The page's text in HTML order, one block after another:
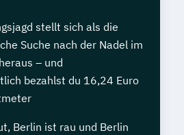
stellt sich als die
Suche nach der Nadel im
– und
bezahlst du 16,24 Euro
Berlin ist rau und Berlin